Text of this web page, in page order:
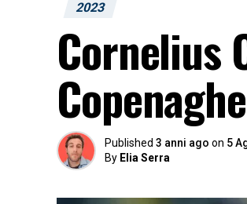
2023
Cornelius
Published 3 anni ago on 5
By Elia Serra